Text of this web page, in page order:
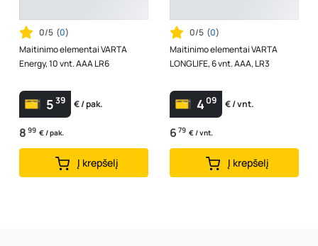
0/5 (0)
Maitinimo elementai VARTA
Energy, 10 vnt. AAA LR6
539 € / pak.
8 99 € / pak.
Į krepšelį
0/5 (0)
Maitinimo elementai VARTA
LONGLIFE, 6 vnt. AAA, LR3
409 € / vnt.
6 79 € / vnt.
Į krepšelį